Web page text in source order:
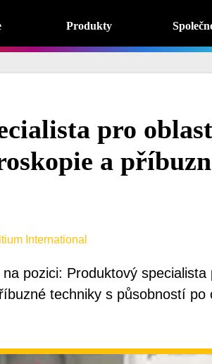
Produkty
pro oblast
a
International
pozici: Produktový specialista
techniky s působností po